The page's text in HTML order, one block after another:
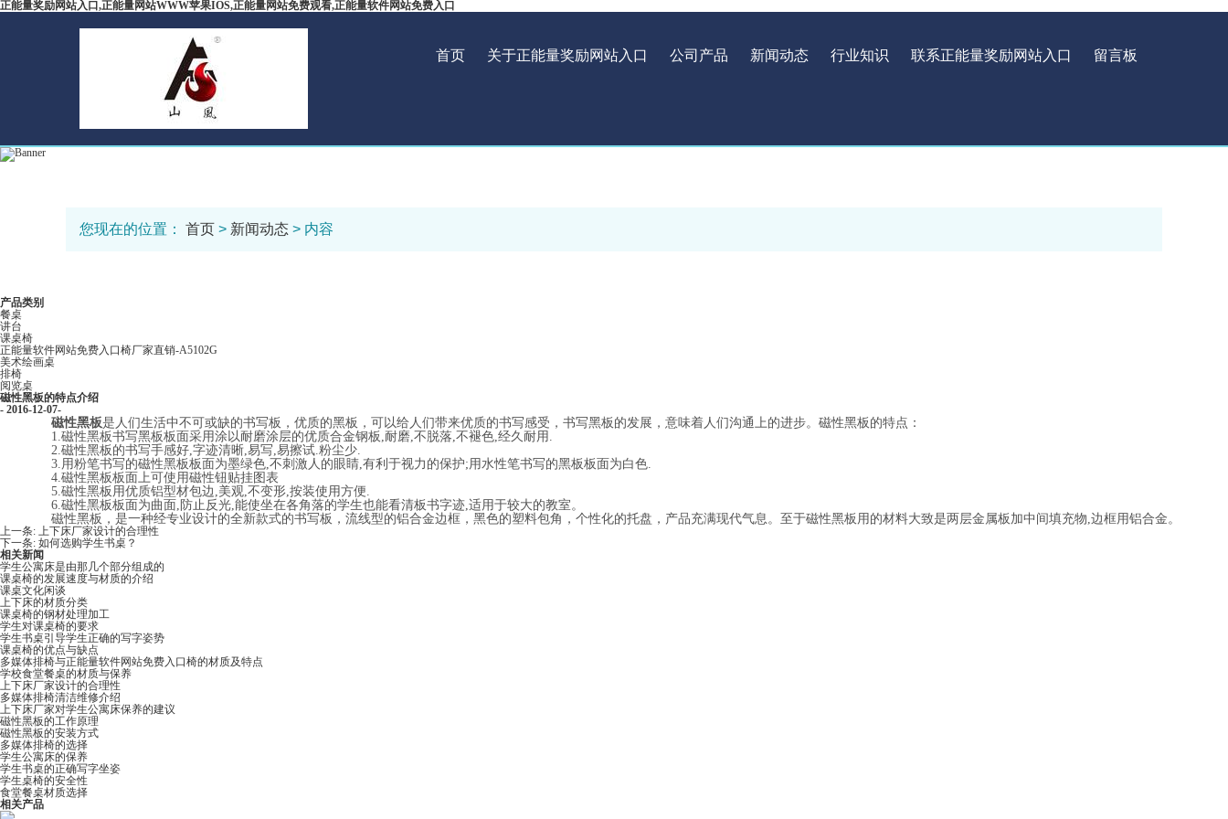
正能量奖励网站入口,正能量网站WWW苹果IOS,正能量网站免费观看,正能量软件网站免费入口
首页 关于正能量奖励网站入口 公司产品 新闻动态 行业知识 联系正能量奖励网站入口 留言板
您现在的位置： 首页 > 新闻动态 > 内容
产品类别
餐桌
讲台
课桌椅
正能量软件网站免费入口椅厂家直销-A5102G
美术绘画桌
排椅
阅览桌
磁性黑板​的特点介绍
- 2016-12-07-
磁性黑板是人们生活中不可或缺的书写板，优质的黑板，可以给人们带来优质的书写感受，书写黑板的发展，意味着人们沟通上的进步。磁性黑板的特点：
1.磁性黑板书写黑板板面采用涂以耐磨涂层的优质合金钢板,耐磨,不脱落,不褪色,经久耐用.
2.磁性黑板的书写手感好,字迹清晰,易写,易擦试.粉尘少.
3.用粉笔书写的磁性黑板板面为墨绿色,不刺激人的眼睛,有利于视力的保护;用水性笔书写的黑板板面为白色.
4.磁性黑板板面上可使用磁性钮贴挂图表
5.磁性黑板用优质铝型材包边,美观,不变形,按装使用方便.
6.磁性黑板板面为曲面,防止反光,能使坐在各角落的学生也能看清板书字迹,适用于较大的教室。
磁性黑板，是一种经专业设计的全新款式的书写板，流线型的铝合金边框，黑色的塑料包角，个性化的托盘，产品充满现代气息。至于磁性黑板用的材料大致是两层金属板加中间填充物,边框用铝合金。
上一条: 上下床厂家设计的合理性
下一条: 如何选购学生书桌？
相关新闻
学生公寓床是由那几个部分组成的
课桌椅的发展速度与材质的介绍
课桌文化闲谈
上下床的材质分类
课桌椅的钢材处理加工
学生对课桌椅的要求
学生书桌引导学生正确的写字姿势
课桌椅的优点与缺点
多媒体排椅与正能量软件网站免费入口椅的材质及特点
学校食堂餐桌的材质与保养
上下床厂家设计的合理性
多媒体排椅清洁维修介绍
上下床厂家对学生公寓床保养的建议
磁性黑板的工作原理
磁性黑板的安装方式
多媒体排椅的选择
学生公寓床的保养
学生书桌的正确写字坐姿
学生桌椅的安全性
食堂餐桌材质选择
相关产品